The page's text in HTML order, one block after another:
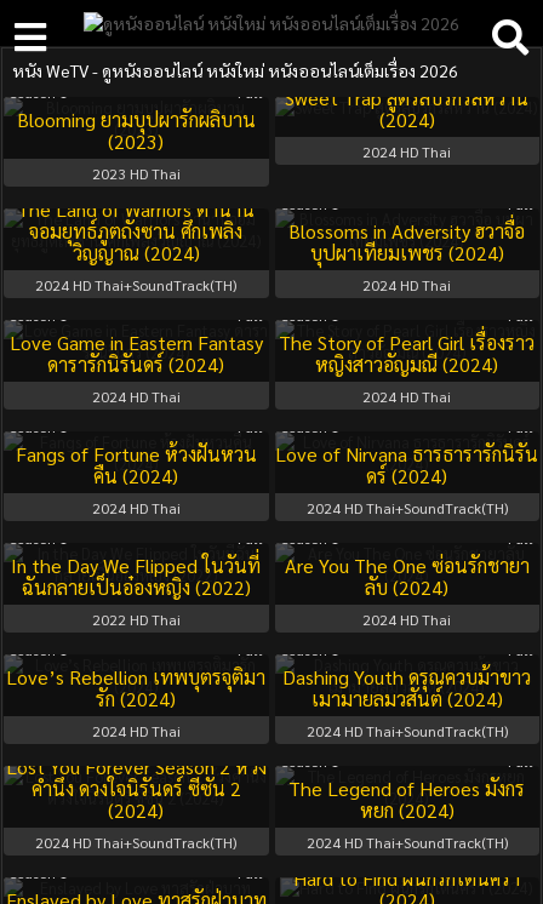
หนัง WeTV - ดูหนังออนไลน์ หนังใหม่ หนังออนไลน์เต็มเรื่อง 2026
Blooming ยามบุปผารักผลิบาน
(2023)
2023 HD Thai
Season 1
Sweet Trap สูตรลับรักรสหวาน
(2024)
2024 HD Thai
The Land of Warriors ตำนาน
จอมยุทธ์ภูตถังซาน ศึกเพลิง
วิญญาณ (2024)
2024 HD Thai+SoundTrack(TH)
Blossoms in Adversity ฮวาจื่อ
บุปผาเทียมเพชร (2024)
2024 HD Thai
Love Game in Eastern Fantasy
ดารารักนิรันดร์ (2024)
2024HD Thai
The Story of Pearl Girl เรื่องราว
หญิงสาวอัญมณี (2024)
2024 HD Thai
Fangs of Fortune ห้วงฝันหวน
คืน (2024)
2024HD Thai
Love of Nirvana ธารธารารักนิรัน
ดร์ (2024)
2024HD Thai+SoundTrack(TH)
In the Day We Flipped ในวันที่
ฉันกลายเป็นอ๋องหญิง (2022)
2022 HD Thai
Are You The One ซ่อนรักชายา
ลับ (2024)
2024 HD Thai
Love’s Rebellion เทพบุตรจุติมา
รัก (2024)
2024HD Thai
Dashing Youth ดรุณควบม้าขาว
เมามายลมวสันต์ (2024)
2024HD Thai+SoundTrack(TH)
Lost You Forever Season 2 ห้วง
คำนึง ดวงใจนิรันดร์ ซีซัน 2
(2024)
2024 HD Thai+SoundTrack(TH)
The Legend of Heroes มังกร
หยก (2024)
2024HD Thai+SoundTrack(TH)
Season 1
Hard to Find ผนึกรักใต้นครา